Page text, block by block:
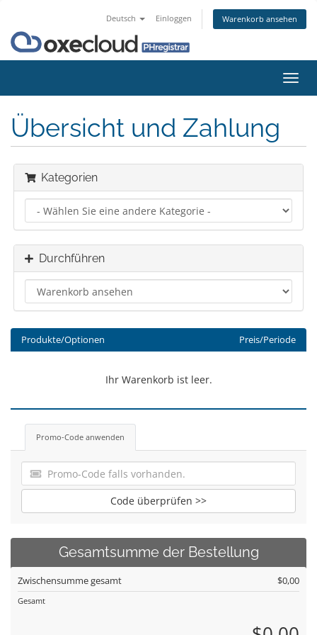
Deutsch Einloggen Warenkorb ansehen
ein-/
Übersicht und Zahlung
Kategorien
Durchführen
Produkte/Optionen Preis/Periode
Ihr Warenkorb ist leer.
Promo-Code anwenden
Code überprüfen >>
Gesamtsumme der Bestellung
Zwischensumme gesamt $0,00
Gesamt